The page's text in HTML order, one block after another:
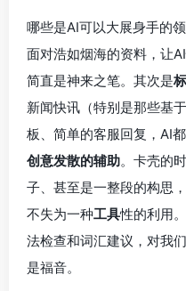
哪些是AI可以大展身手的
面对浩如烟海的资料，让
简直是神来之笔。其次是
新闻快讯（特别是那些基
板、简单的客服回复，AI
创意发散的辅助。卡壳的
子、甚至是一整段的构思
不失为一种工具性的利用
法检查和词汇建议，对我
是福音。